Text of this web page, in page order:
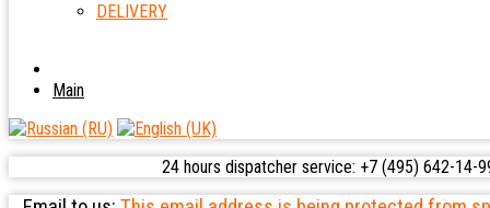
DELIVERY
Main
24 hours dispatcher service: +7 (495) 642-14-